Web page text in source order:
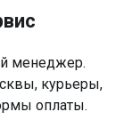
менеджер.
курьеры,
оплаты.